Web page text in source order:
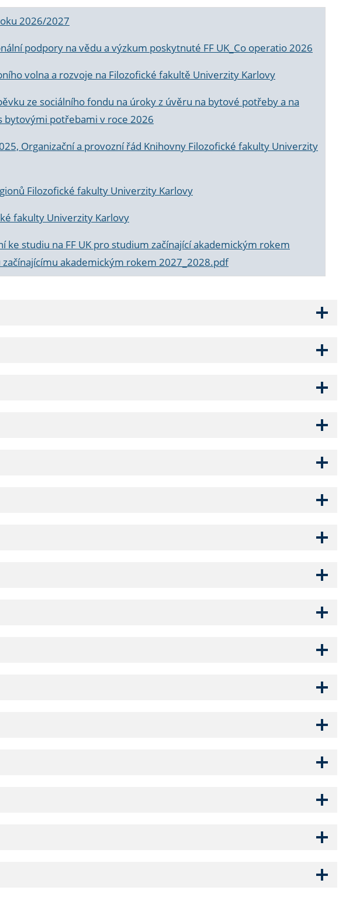
2026/2027
podpory na vědu a výzkum poskytnuté FF UK_Co operatio 2026
volna a rozvoje na Filozofické fakultě Univerzity Karlovy
ze sociálního fondu na úroky z úvěru na bytové potřeby a na
bytovými potřebami v roce 2026
Organizační a provozní řád Knihovny Filozofické fakulty Univerzity
Filozofické fakulty Univerzity Karlovy
fakulty Univerzity Karlovy
studiu na FF UK pro studium začínající akademickým rokem
akademickým rokem 2027_2028.pdf